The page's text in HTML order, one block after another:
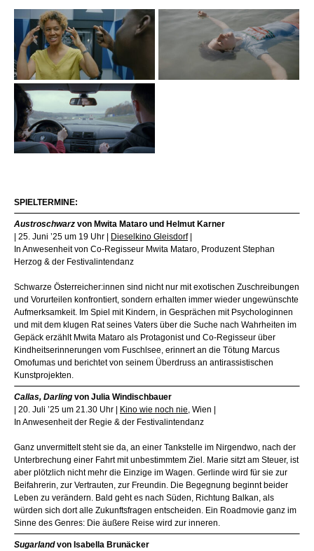
SPIELTERMINE:
Austroschwarz von Mwita Mataro und Helmut Karner
| 25. Juni ’25 um 19 Uhr |
Dieselkino Gleisdorf|
In Anwesenheit von Co-Regisseur Mwita Mataro, Produzent Stephan
Herzog & der Festivalintendanz
Schwarze Österreicher:innen sind nicht nur mit exotischen Zuschreibungen
und Vorurteilen konfrontiert, sondern erhalten immer wieder ungewünschte
Aufmerksamkeit. Im Spiel mit Kindern, in Gesprächen mit Psychologinnen
und mit dem klugen Rat seines Vaters über die Suche nach Wahrheiten im
Gepäck erzählt Mwita Mataro als Protagonist und Co-Regisseur über
Kindheitserinnerungen vom Fuschlsee, erinnert an die Tötung Marcus
Omofumas und berichtet von seinem Überdruss an antirassistischen
Kunstprojekten.
Callas, Darling von Julia Windischbauer
| 20. Juli ’25 um 21.30 Uhr |
Kino wie noch nie, Wien |
In Anwesenheit der Regie & der Festivalintendanz
Ganz unvermittelt steht sie da, an einer Tankstelle im Nirgendwo, nach der
Unterbrechung einer Fahrt mit unbestimmtem Ziel. Marie sitzt am Steuer, ist
aber plötzlich nicht mehr die Einzige im Wagen. Gerlinde wird für sie zur
Beifahrerin, zur Vertrauten, zur Freundin. Die Begegnung beginnt beider
Leben zu verändern. Bald geht es nach Süden, Richtung Balkan, als
würden sich dort alle Zukunftsfragen entscheiden. Ein Roadmovie ganz im
Sinne des Genres: Die äußere Reise wird zur inneren.
Sugarlandvon Isabella Brunäcker